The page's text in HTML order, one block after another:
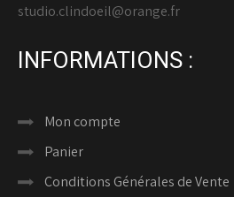
studio.clindoeil@orange.fr
INFORMATIONS :
Mon compte
Panier
Conditions Générales de Vente